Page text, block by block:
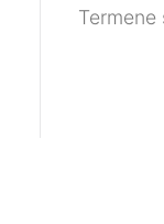
Termene